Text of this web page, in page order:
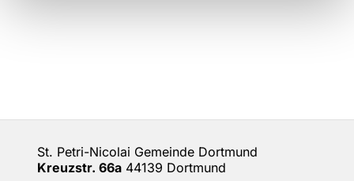
St. Petri-Nicolai Gemeinde Dortmund
Kreuzstr. 66a 44139 Dortmund